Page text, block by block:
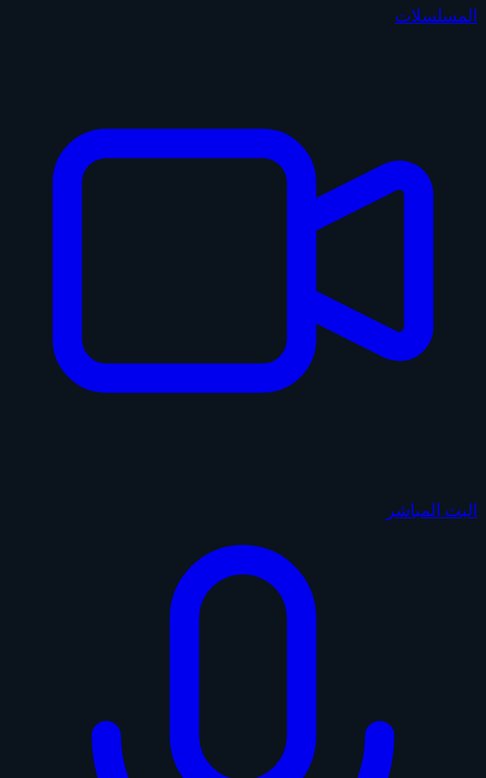
المسلسلات
البث المباشر